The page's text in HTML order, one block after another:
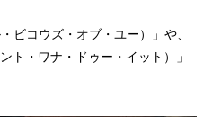
ビコウズ・オブ・ユー）」や、
ト・ワナ・ドゥー・イット）」